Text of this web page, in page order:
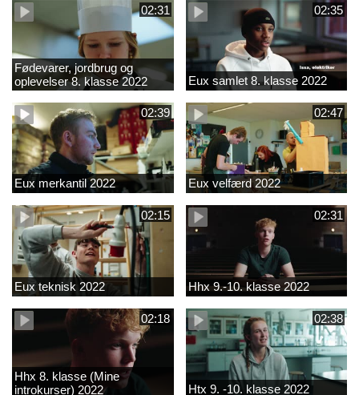
02:31
Fødevarer, jordbrug og
oplevelser 8. klasse 2022
02:35
Eux samlet 8. klasse 2022
02:39
Eux merkantil 2022
02:47
Eux velfærd 2022
02:15
Eux teknisk 2022
02:31
Hhx 9.-10. klasse 2022
02:18
Hhx 8. klasse (Mine
introkurser) 2022
02:38
Htx 9. -10. klasse 2022